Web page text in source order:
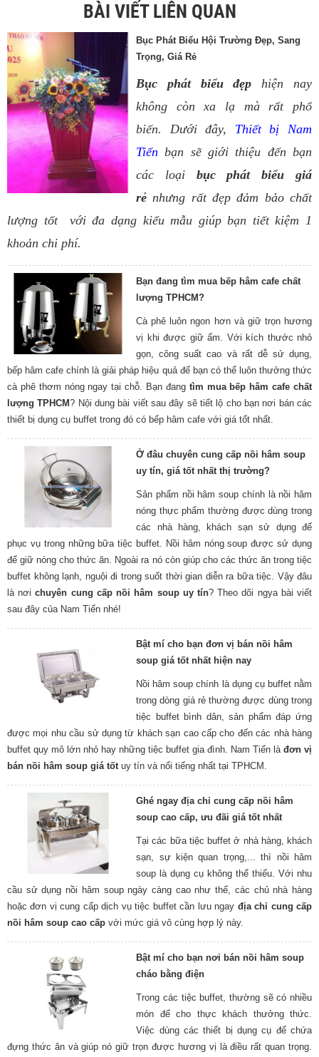
BÀI VIẾT LIÊN QUAN
Bục Phát Biểu Hội Trường Đẹp, Sang
Trọng, Giá Rẻ
Bục phát biểu đẹp hiện nay
không còn xa lạ mà rất phổ
biến. Dưới đây, Thiết bị Nam
Tiến bạn sẽ giới thiệu đến bạn
các loại bục phát biểu giá
rẻ nhưng rất đẹp đảm bảo chất
lượng tốt với đa dạng kiểu mẫu giúp bạn tiết kiệm 1
khoản chi phí.
Bạn đang tìm mua bếp hâm cafe chất
lượng TPHCM?
Cà phê luôn ngon hơn và giữ trọn hương
vị khi được giữ ấm. Với kích thước nhỏ
gọn, công suất cao và rất dễ sử dụng,
bếp hâm cafe chính là giải pháp hiệu quả để bạn có thể luôn thưởng thức
cà phê thơm nóng ngay tại chỗ. Bạn đang tìm mua bếp hâm cafe chất
lượng TPHCM? Nội dung bài viết sau đây sẽ tiết lộ cho bạn nơi bán các
thiết bị dụng cụ buffet trong đó có bếp hâm cafe với giá tốt nhất.
Ở đâu chuyên cung cấp nồi hâm soup
uy tín, giá tốt nhất thị trường?
Sản phẩm nồi hâm soup chính là nồi hâm
nóng thực phẩm thường được dùng trong
các nhà hàng, khách sạn sử dụng để
phục vụ trong những bữa tiệc buffet. Nồi hâm nóng soup được sử dụng
để giữ nóng cho thức ăn. Ngoài ra nó còn giúp cho các thức ăn trong tiệc
buffet không lạnh, nguội đi trong suốt thời gian diễn ra bữa tiệc. Vậy đâu
là nơichuyên cung cấp nồi hâm soup uy tín? Theo dõi ngya bài viết
sau đây của Nam Tiến nhé!
Bật mí cho bạn đơn vị bán nồi hâm
soup giá tốt nhất hiện nay
Nồi hâm soup chính là dụng cụ buffet nằm
trong dòng giá rẻ thường được dùng trong
tiệc buffet bình dân, sản phẩm đáp ứng
được mọi nhu cầu sử dụng từ khách sạn cao cấp cho đến các nhà hàng
buffet quy mô lớn nhỏ hay những tiệc buffet gia đình. Nam Tiến là đơn vị
bán nồi hâm soup giá tốtuy tín và nổi tiếng nhất tại TPHCM.
Ghé ngay địa chỉ cung cấp nồi hâm
soup cao cấp, ưu đãi giá tốt nhất
Tại các bữa tiệc buffet ở nhà hàng, khách
sạn, sự kiện quan trọng,... thì nồi hâm
soup là dụng cụ không thể thiếu. Với nhu
cầu sử dụng nồi hâm soup ngày càng cao như thế, các chủ nhà hàng
hoặc đơn vị cung cấp dịch vụ tiệc buffet cần lưu ngay địa chỉ cung cấp
nồi hâm soup cao cấp với mức giá vô cùng hợp lý này.
Bật mí cho bạn nơi bán nồi hâm soup
cháo bằng điện
Trong các tiệc buffet, thường sẽ có nhiều
món để cho thực khách thưởng thức.
Việc dùng các thiết bị dụng cụ để chứa
đựng thức ăn và giúp nó giữ trọn được hương vị là điều rất quan trọng.